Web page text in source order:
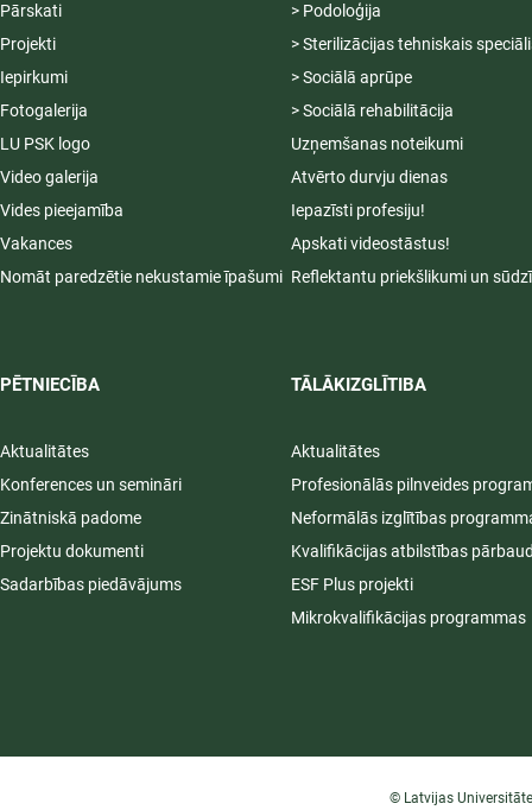
Pārskati
Projekti
Iepirkumi
Fotogalerija
LU PSK logo
Video galerija
Vides pieejamība
Vakances
Nomāt paredzētie nekustamie īpašumi
PĒTNIECĪBA
Aktualitātes
Konferences un semināri
Zinātniskā padome
Projektu dokumenti
Sadarbības piedāvājums
> Podoloģija
> Sterilizācijas tehniskais
> Sociālā aprūpe
> Sociālā rehabilitācija
Uzņemšanas noteikumi
Atvērto durvju dienas
Iepazīsti profesiju!
Apskati videostāstus!
Reflektantu priekšlikumi un
TĀLĀKIZGLĪTIBA
Aktualitātes
Profesionālās pilnveides
Neformālās izglītības
Kvalifikācijas atbilstības
ESF Plus projekti
Mikrokvalifikācijas programmas
© Latvijas